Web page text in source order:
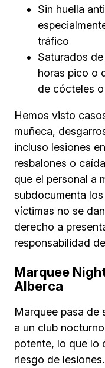
Sin huella
tráfico
Saturados
horas pico o
de cócteles
Hemos visto
muñeca,
incluso lesiones
resbalones o
que el personal a
subdocumenta
víctimas no se
derecho a
responsabilidad
Marquee
Alberca
Marquee pasa de
a un club
potente, lo que lo
riesgo de